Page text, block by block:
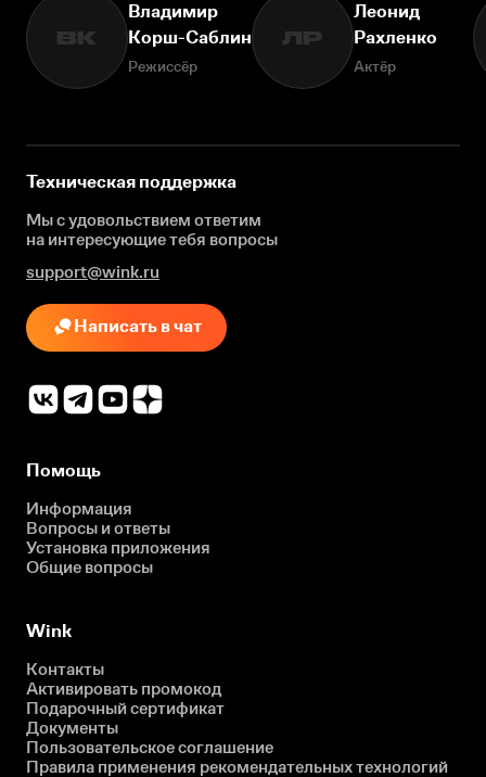
ВК
Владимир
Корш-Саблин
Режиссёр
ЛР
Леонид
Рахленко
Актёр
Техническая поддержка
Мы с удовольствием ответим
на интересующиетебя вопросы
support@wink.ru
Написать в чат
Помощь
Информация
Вопросы и ответы
Установка приложения
Общие вопросы
Wink
Контакты
Активировать промокод
Подарочный сертификат
Документы
Пользовательское соглашение
Правила применения рекомендательных технологий